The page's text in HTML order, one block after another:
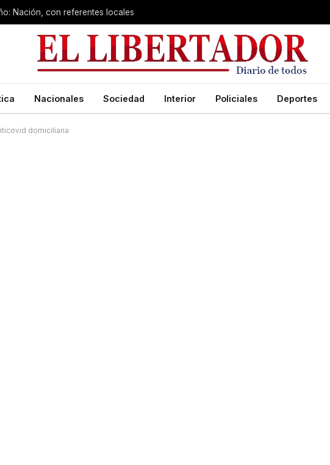
Nación, con referentes locales
Nacionales Sociedad Interior Policiales Deportes
domiciliaria